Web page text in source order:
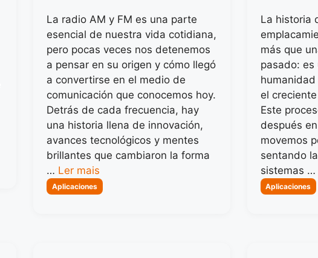
La radio AM y FM es una parte
esencial de nuestra vida cotidiana,
pero pocas veces nos detenemos
a pensar en su origen y cómo llegó
a convertirse en el medio de
comunicación que conocemos hoy.
Detrás de cada frecuencia, hay
una historia llena de innovación,
avances tecnológicos y mentes
brillantes que cambiaron la forma
… Ler mais
Categorias
Aplicaciones
La historia
más que
pasado: es
el
Este
después
movemos
sentando
sistemas …
Categorias
Aplicaciones